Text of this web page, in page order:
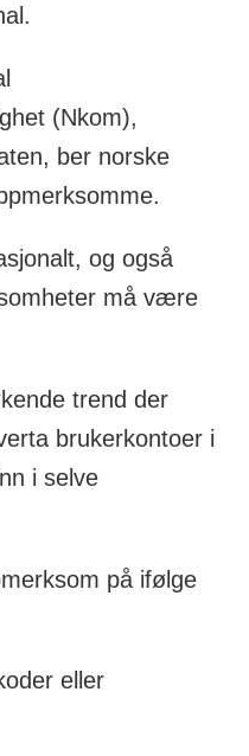
(Nkom),
ber norske
og også
må være
trend der
brukerkontoer i
i selve
på ifølge
eller